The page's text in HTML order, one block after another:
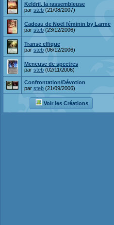
Keldril, la rassembleuse
par steb (21/08/2007)
Cadeau de Noël féminin by Larme
par steb (23/12/2006)
Transe elfique
par steb (06/12/2006)
Meneuse de spectres
par steb (02/11/2006)
Confrontation/Dévotion
par steb (21/09/2006)
Voir les Créations